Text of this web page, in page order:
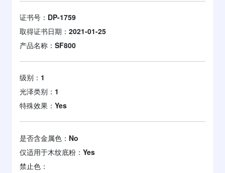
证书号： DP-1759
取得证书日期： 2021-01-25
产品名称： SF800
级别： 1
光泽类别： 1
特殊效果： Yes
是否含金属色： No
仅适用于木纹底粉： Yes
禁止色：